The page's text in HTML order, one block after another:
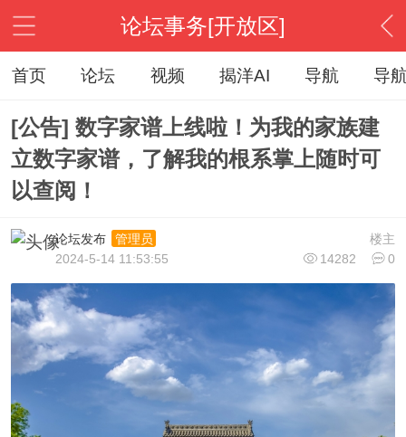
论坛事务[开放区]
首页 论坛 视频 揭洋AI 导航 导
[公告] 数字家谱上线啦！为我的家族建
立数字家谱，了解我的根系掌上随时可
以查阅！
楼主
论坛发布
管理员
14282
0
2024-5-14 11:53:55